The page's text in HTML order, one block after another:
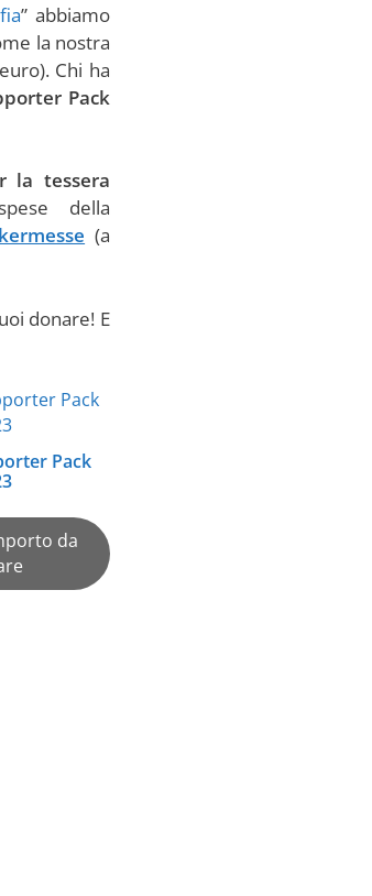
” abbiamo
la nostra
Chi ha
Pack
la tessera
della
(a
donare! E
Pack
da